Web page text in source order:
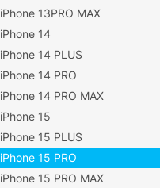
iPhone 13PRO MAX
iPhone 14
iPhone 14 PLUS
iPhone 14 PRO
iPhone 14 PRO MAX
iPhone 15
iPhone 15 PLUS
iPhone 15 PRO
iPhone 15 PRO MAX